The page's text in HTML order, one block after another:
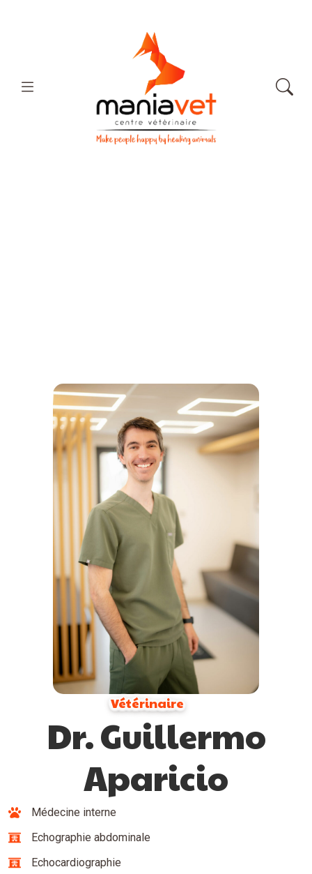
Vétérinaire
Dr. Guillermo
Aparicio
Médecine interne
Echographie abdominale
Echocardiographie